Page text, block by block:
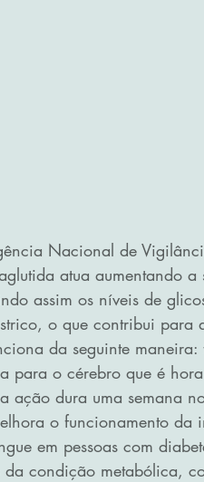
Nacional de
atua aumentando
assim os níveis de
o que contribui para
da seguinte
para o cérebro que é
ação dura uma semana
o funcionamento
em pessoas com
condição metabólica,